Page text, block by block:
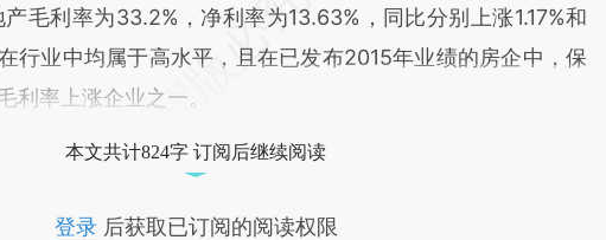
利率为33.2%，净利率为13.63%，同比分别上涨1.17%和
行业中均属于高水平，且在已发布2015年业绩的房企中，保
利率上涨企业之一。
本文共计824字 订阅后继续阅读
登录后获取已订阅的阅读权限